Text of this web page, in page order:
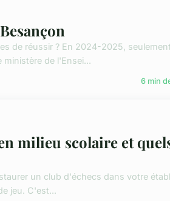
de réussir ? En 2024-2025,
ministère de l'Ensei...
6 min
milieu scolaire et
un club d'échecs dans votre
jeu. C'est...